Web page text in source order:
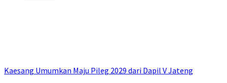
Kaesang Umumkan Maju Pileg 2029 dari Dapil V Jateng